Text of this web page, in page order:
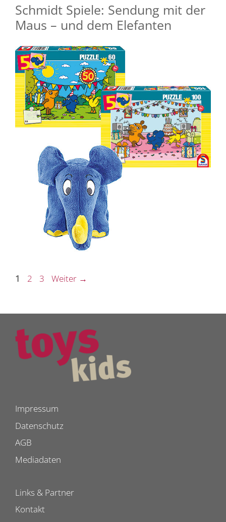
Schmidt Spiele: Sendung mit der
Maus – und dem Elefanten
Seite
1 Seite
2 Seite
3 Weiter →
Impressum
Datenschutz
AGB
Mediadaten
Links & Partner
Kontakt